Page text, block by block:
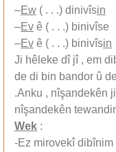
–Ew ( . . .) dinivîsin
–Ev ê ( . . .) binivîse
–Ev ê ( . . .) binivîsin
Ji hêleke dî jî , em
de di bin bandor û
.Anku , nîşandekên
nîşandekên
Wek :
-Ez mirovekî dibînim